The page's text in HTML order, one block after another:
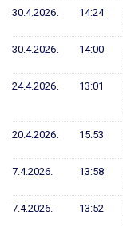
30.4.2026. 14:24
30.4.2026. 14:00
24.4.2026. 13:01
20.4.2026. 15:53
7.4.2026. 13:58
7.4.2026. 13:52